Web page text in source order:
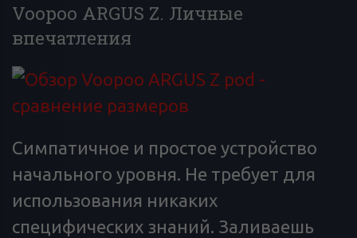
Voopoo ARGUS Z. Личные
впечатления
Симпатичное и простое устройство
начального уровня. Не требует для
использования никаких
специфических знаний. Заливаешь